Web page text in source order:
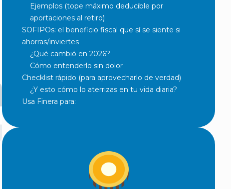
Ejemplos (tope máximo deducible por
aportaciones al retiro)
SOFIPOs: el beneficio fiscal que sí se siente si
ahorras/inviertes
¿Qué cambió en 2026?
Cómo entenderlo sin dolor
Checklist rápido (para aprovecharlo de verdad)
¿Y esto cómo lo aterrizas en tu vida diaria?
Usa Finera para: